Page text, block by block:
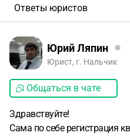
Ответы юристов
Юрий Ляпин
Юрист, г. Нальчик
Общаться в чате
Здравствуйте!
Сама по себе регистрация